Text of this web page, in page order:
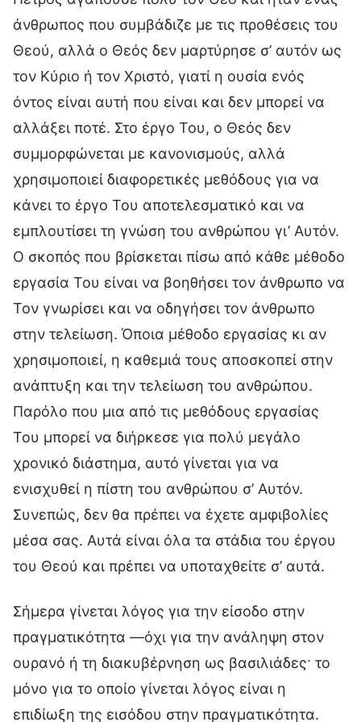
άνθρωπος που συμβάδιζε με τις προθέσεις του
Θεού, αλλά ο Θεός δεν μαρτύρησε σ’ αυτόν ως
τον Κύριο ή τον Χριστό, γιατί η ουσία ενός
όντος είναι αυτή που είναι και δεν μπορεί να
αλλάξει ποτέ. Στο έργο Του, ο Θεός δεν
συμμορφώνεται με κανονισμούς, αλλά
χρησιμοποιεί διαφορετικές μεθόδους για να
κάνει το έργο Του αποτελεσματικό και να
εμπλουτίσει τη γνώση του ανθρώπου γι’ Αυτόν.
Ο σκοπός που βρίσκεται πίσω από κάθε μέθοδο
εργασία Του είναι να βοηθήσει τον άνθρωπο να
Τον γνωρίσει και να οδηγήσει τον άνθρωπο
στην τελείωση. Όποια μέθοδο εργασίας κι αν
χρησιμοποιεί, η καθεμιά τους αποσκοπεί στην
ανάπτυξη και την τελείωση του ανθρώπου.
Παρόλο που μια από τις μεθόδους εργασίας
Του μπορεί να διήρκεσε για πολύ μεγάλο
χρονικό διάστημα, αυτό γίνεται για να
ενισχυθεί η πίστη του ανθρώπου σ’ Αυτόν.
Συνεπώς, δεν θα πρέπει να έχετε αμφιβολίες
μέσα σας. Αυτά είναι όλα τα στάδια του έργου
του Θεού και πρέπει να υποταχθείτε σ’ αυτά.
Σήμερα γίνεται λόγος για την είσοδο στην
πραγματικότητα —όχι για την ανάληψη στον
ουρανό ή τη διακυβέρνηση ως βασιλιάδες· το
μόνο για το οποίο γίνεται λόγος είναι η
επιδίωξη της εισόδου στην πραγματικότητα.